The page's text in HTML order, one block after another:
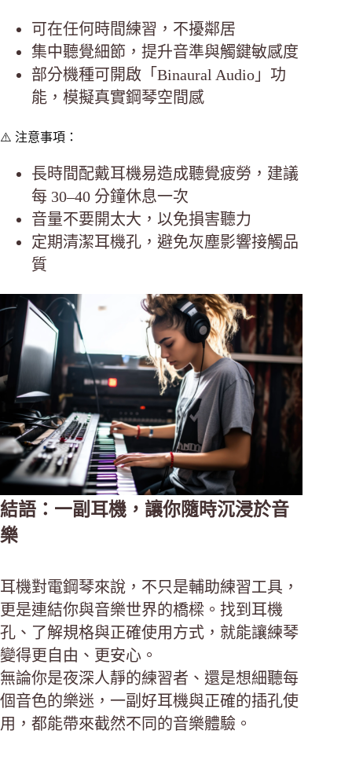
可在任何時間練習，不擾鄰居
集中聽覺細節，提升音準與觸鍵敏感度
部分機種可開啟「Binaural Audio」功
能，模擬真實鋼琴空間感
⚠️ 注意事項：
長時間配戴耳機易造成聽覺疲勞，建議
每 30–40 分鐘休息一次
音量不要開太大，以免損害聽力
定期清潔耳機孔，避免灰塵影響接觸品
質
結語：一副耳機，讓你隨時沉浸於音
樂
耳機對電鋼琴來說，不只是輔助練習工具，
更是連結你與音樂世界的橋樑。找到耳機
孔、了解規格與正確使用方式，就能讓練琴
變得更自由、更安心。
無論你是夜深人靜的練習者、還是想細聽每
個音色的樂迷，一副好耳機與正確的插孔使
用，都能帶來截然不同的音樂體驗。